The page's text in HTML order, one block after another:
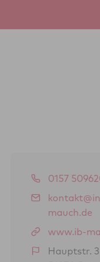
0157
mauch.de
www.ib-
Hauptstr. 3